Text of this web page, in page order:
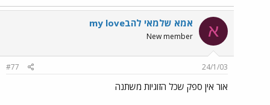
א אמא שלמאי להבmy love
New member
24/1/03
#77
אור אין ספק שכל הזוגיות משתנה